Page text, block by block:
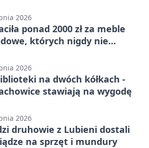
2026
ponad 2000 zł za meble
których nigdy nie
2026
na dwóch kółkach -
stawiają na wygodę
2026
druhowie z Lubieni dostali
na sprzęt i mundury